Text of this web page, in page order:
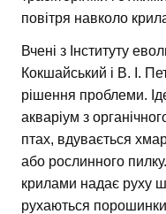
повітря навколо
Вчені з Інституту
Кокшайський і В. І.
рішення проблеми.
акваріум з
птах, вдувається
або рослинного
крилами надає руху
рухаються